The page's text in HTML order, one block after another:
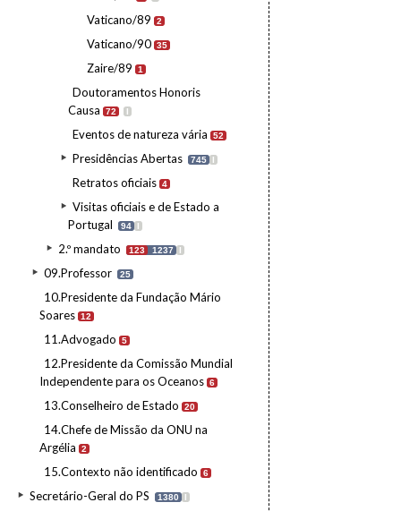
Vaticano/89 2
Vaticano/90 35
Zaire/89 1
Doutoramentos Honoris
Causa
72 I
Eventos de natureza vária 52
Presidências Abertas 745 I
Retratos oficiais 4
Visitas oficiais e de Estado a
Portugal
94 I
2.º mandato 123 1237 I
09.Professor 25
10.Presidente da Fundação Mário
Soares 12
11.Advogado 5
12.Presidente da Comissão Mundial
Independente para os Oceanos 6
13.Conselheiro de Estado 20
14.Chefe de Missão da ONU na
Argélia
2
15.Contexto não identificado 6
Secretário-Geral do PS 1380 I